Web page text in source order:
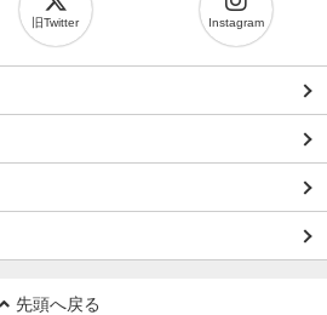
旧Twitter Instagram
先頭へ戻る